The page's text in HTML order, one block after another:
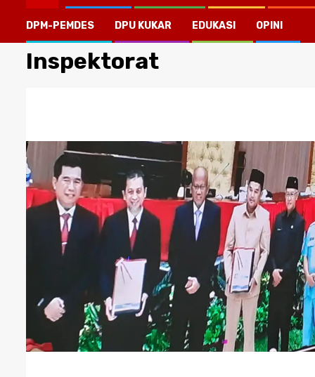
DPM-PEMDES DPU KUKAR EDUKASI OPINI
Inspektorat